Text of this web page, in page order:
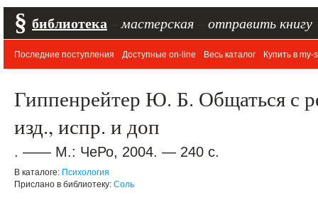
§ библиотека мастерская отправить книгу
Последние поступления Доступные on-line Весь каталог Купить в my-
Гиппенрейтер Ю. Б. Общаться с
изд., испр. и доп
. —— М.: ЧеРо, 2004. — 240 с.
В каталоге: Психология
Прислано в библиотеку: Соль